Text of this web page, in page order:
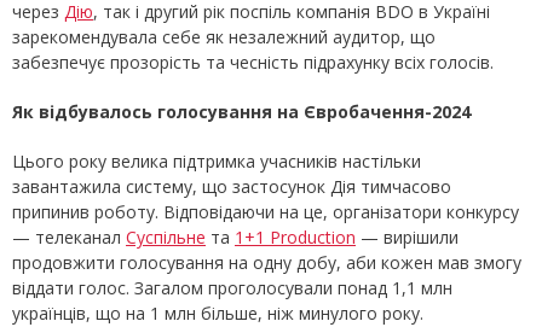
через Дію, так і другий рік поспіль компанія BDO в Україні
зарекомендувала себе як незалежний аудитор, що
забезпечує прозорість та чесність підрахунку всіх голосів.
Як відбувалось голосування на Євробачення-2024
Цього року велика підтримка учасників настільки
завантажила систему, що застосунок Дія тимчасово
припинив роботу. Відповідаючи на це, організатори конкурсу
— телеканал Суспільне та 1+1 Production — вирішили
продовжити голосування на одну добу, аби кожен мав змогу
віддати голос. Загалом проголосували понад 1,1 млн
українців, що на 1 млн більше, ніж минулого року.